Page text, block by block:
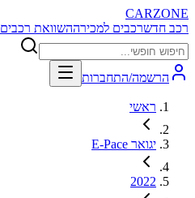
CARZONE
רכב חדשרכבים למכירההשוואת רכבים
הרשמה/התחברות
ראשי
יגואר E-Pace
2022